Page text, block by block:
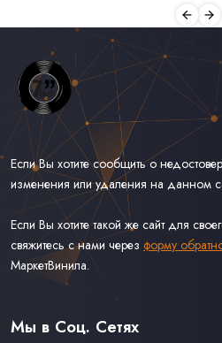
Если Вы хотите сообщить о
изменения или удаления на данном
Если Вы хотите такой же сайт для
свяжитесь с нами через форму
МаркетВинила.
Весь Каталог Винила на 7''
Рок на 7''
Мы в Соц. Сетях